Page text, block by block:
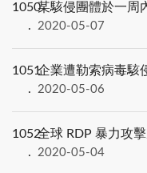
1050某駭侵團體於一周
2020-05-07
1051企業遭勒索病毒駭
2020-05-06
1052全球 RDP 暴力攻
2020-05-04